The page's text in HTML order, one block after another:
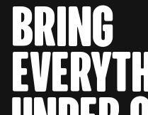
bring